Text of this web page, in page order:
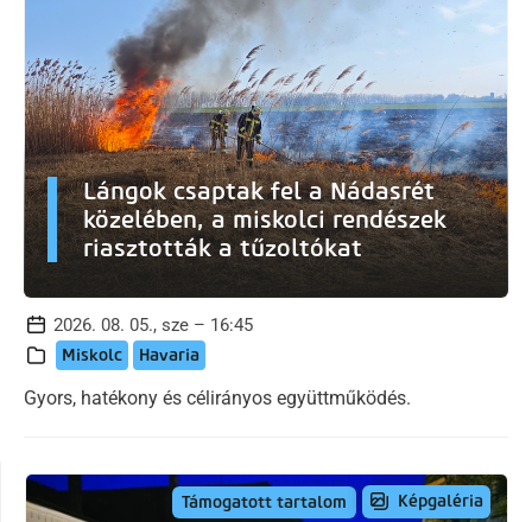
Lángok csaptak fel a Nádasrét
közelében, a miskolci rendészek
riasztották a tűzoltókat
2026. 08. 05., sze – 16:45
Miskolc Havaria
Gyors, hatékony és célirányos együttműködés.
Támogatott tartalom Képgaléria